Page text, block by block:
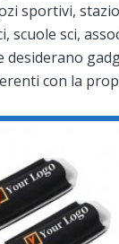
sportivi,
scuole sci,
desiderano
con la